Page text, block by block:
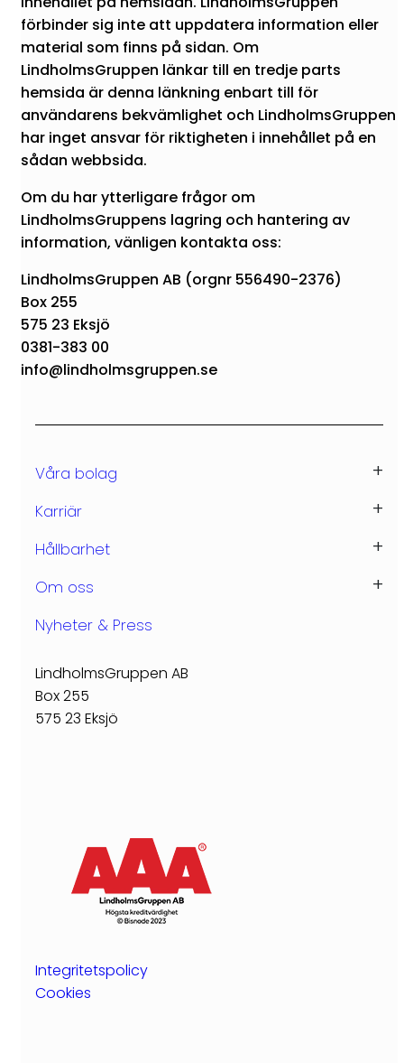
förbinder sig inte att uppdatera information eller
material som finns på sidan. Om
LindholmsGruppen länkar till en tredje parts
hemsida är denna länkning enbart till för
användarens bekvämlighet och LindholmsGruppen
har inget ansvar för riktigheten i innehållet på en
sådan webbsida.
Om du har ytterligare frågor om
LindholmsGruppens lagring och hantering av
information, vänligen kontakta oss:
LindholmsGruppen AB (orgnr 556490-2376)
Box 255
575 23 Eksjö
0381-383 00
info@lindholmsgruppen.se
Våra bolag
Eksjöhus
Eksjöhus Bostad
Karriär
Lediga tjänster
Hållbarhet
CSR
Om oss
Våra ägare
Kontakta oss
Visselblåsarpolicy
Nyheter & Press
LindholmsGruppen AB
Box 255
575 23 Eksjö
Integritetspolicy
Cookies